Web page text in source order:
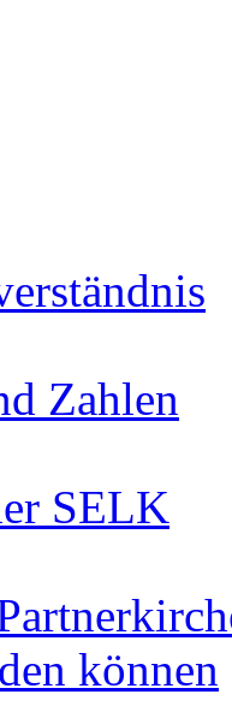
Zahlen
SELK
können